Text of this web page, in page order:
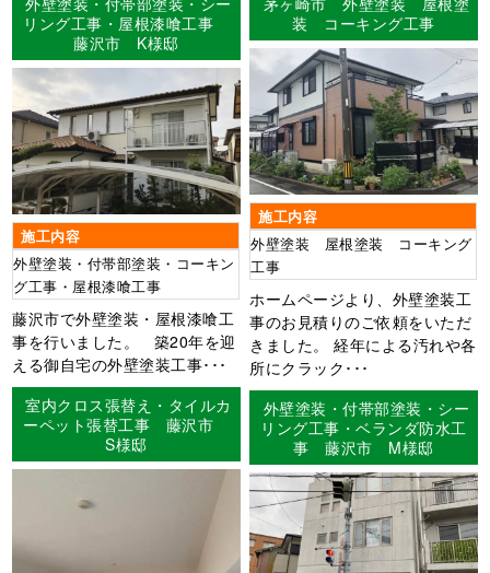
リング工事・屋根漆喰工事
藤沢市 K様邸
施工内容
外壁塗装・付帯部塗装・コーキン
グ工事・屋根漆喰工事
藤沢市で外壁塗装・屋根漆喰工
事を行いました。 築20年を迎
える御自宅の外壁塗装工事･･･
装 コーキング工事
施工内容
外壁塗装 屋根塗装 コーキング
工事
ホームページより、外壁塗装工
事のお見積りのご依頼をいただ
きました。 経年による汚れや各
所にクラック･･･
室内クロス張替え・タイルカ
ーペット張替工事 藤沢市
S様邸
外壁塗装・付帯部塗装・シー
リング工事・ベランダ防水工
事 藤沢市 M様邸